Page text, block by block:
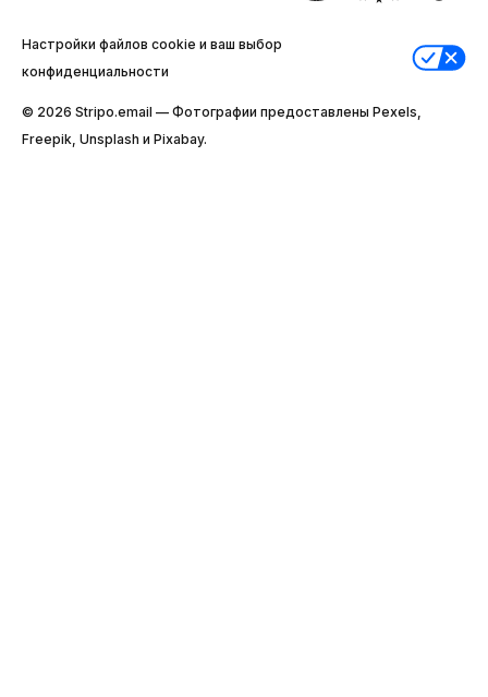
Настройки файлов cookie и ваш выбор
конфиденциальности
© 2026 Stripо.email — Фотографии предоставлены Pexels,
Freepik, Unsplash и Pixabay.